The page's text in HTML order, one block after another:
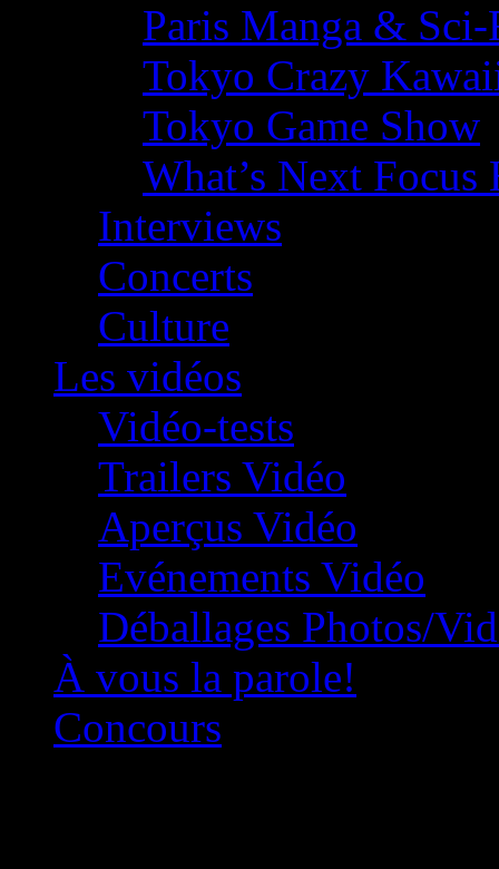
Paris Manga &
Tokyo Crazy
Tokyo Game Show
What’s Next
Interviews
Concerts
Culture
Les vidéos
Vidéo-tests
Trailers Vidéo
Aperçus Vidéo
Evénements Vidéo
Déballages Photos/
À vous la parole!
Concours